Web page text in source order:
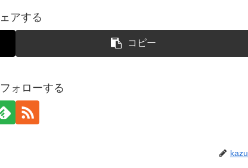
アする
コピー
ォローする
kazu